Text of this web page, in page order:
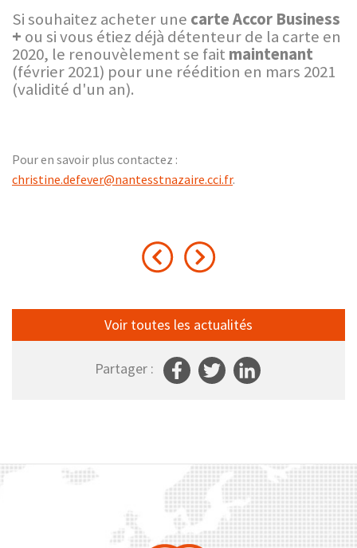
Si souhaitez acheter une carte Accor Business
+ ou si vous étiez déjà détenteur de la carte en
2020, le renouvèlement se fait maintenant
(février 2021) pour une réédition en mars 2021
(validité d'un an).
Pour en savoir plus contactez :
christine.defever@nantesstnazaire.cci.fr.
Voir toutes les actualités
Partager :